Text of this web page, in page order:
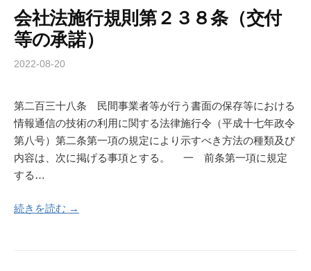
会社法施行規則第２３８条（交付
等の承諾）
2022-08-20
第二百三十八条 民間事業者等が行う書面の保存等における
情報通信の技術の利用に関する法律施行令（平成十七年政令
第八号）第二条第一項の規定により示すべき方法の種類及び
内容は、次に掲げる事項とする。 一 前条第一項に規定
する…
続きを読む →